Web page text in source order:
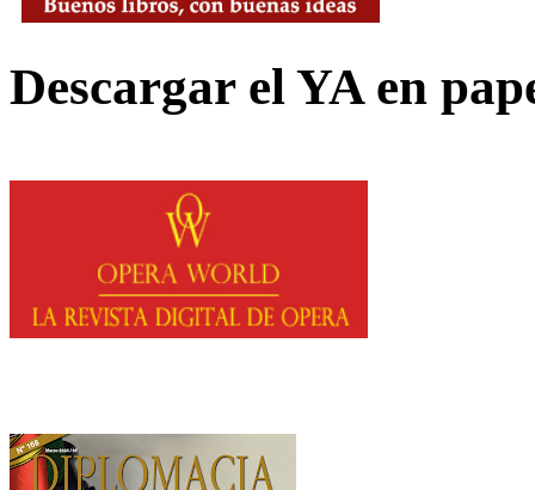
Descargar el YA en